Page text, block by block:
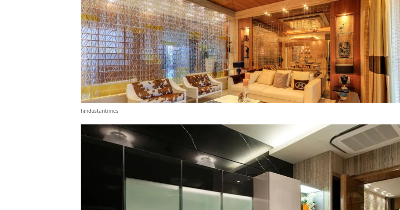
hindustantimes